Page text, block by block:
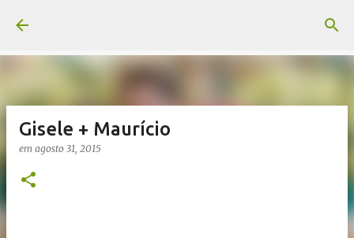
Gisele + Maurício
em agosto 31, 2015